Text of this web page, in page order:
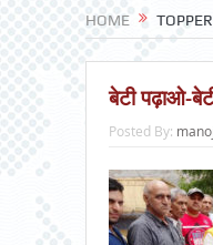
NEWS
HOME TOPPER
बेटी पढ़ाओ-
Posted By: